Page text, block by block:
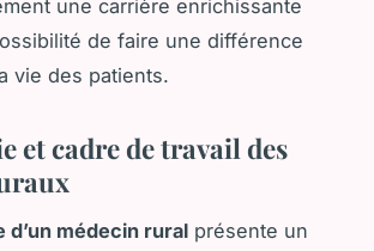
une carrière enrichissante
de faire une différence
vie des patients.
et cadre de travail des
d’un médecin rural présente un